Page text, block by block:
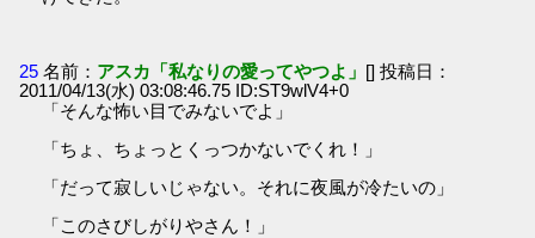
25 名前： アスカ「私なりの愛ってやつよ」 [] 投稿日：
2011/04/13(水) 03:08:46.75 ID:ST9wlV4+0
「そんな怖い目でみないでよ」
「ちょ、ちょっとくっつかないでくれ！」
「だって寂しいじゃない。それに夜風が冷たいの」
「このさびしがりやさん！」